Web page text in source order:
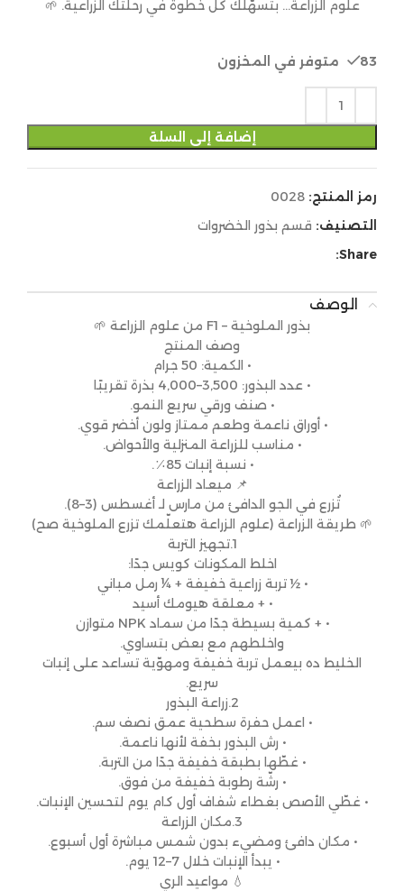
علوم الزراعة… بتسهّلك كل خطوة في رحلتك الزراعية. 🌱
83 متوفر في المخزون
إضافة إلى السلة
رمز المنتج: 0028
التصنيف: قسم بذور الخضروات
Share:
الوصف
بذور الملوخية – F1 من علوم الزراعة 🌱
وصف المنتج
• الكمية: 50 جرام
• عدد البذور: 3,500–4,000 بذرة تقريبًا
• صنف ورقي سريع النمو.
• أوراق ناعمة وطعم ممتاز ولون أخضر قوي.
• مناسب للزراعة المنزلية والأحواض.
• نسبة إنبات 85٪.
📌 ميعاد الزراعة
تُزرع في الجو الدافئ من مارس لـ أغسطس (3–8).
🌱 طريقة الزراعة (علوم الزراعة هتعلّمك تزرع الملوخية صح)
1.تجهيز التربة
اخلط المكونات كويس جدًا:
• ½ تربة زراعية خفيفة + ¼ رمل مباني
• + معلقة هيومك أسيد
• + كمية بسيطة جدًا من سماد NPK متوازن
واخلطهم مع بعض بتساوي.
الخليط ده بيعمل تربة خفيفة ومهوّية تساعد على إنبات
سريع.
2.زراعة البذور
• اعمل حفرة سطحية عمق نصف سم.
• رش البذور بخفة لأنها ناعمة.
• غطّها بطبقة خفيفة جدًا من التربة.
• رشّة رطوبة خفيفة من فوق.
• غطّي الأصص بغطاء شفاف أول كام يوم لتحسين الإنبات.
3.مكان الزراعة
• مكان دافئ ومضيء بدون شمس مباشرة أول أسبوع.
• يبدأ الإنبات خلال 7–12 يوم.
💧 مواعيد الري